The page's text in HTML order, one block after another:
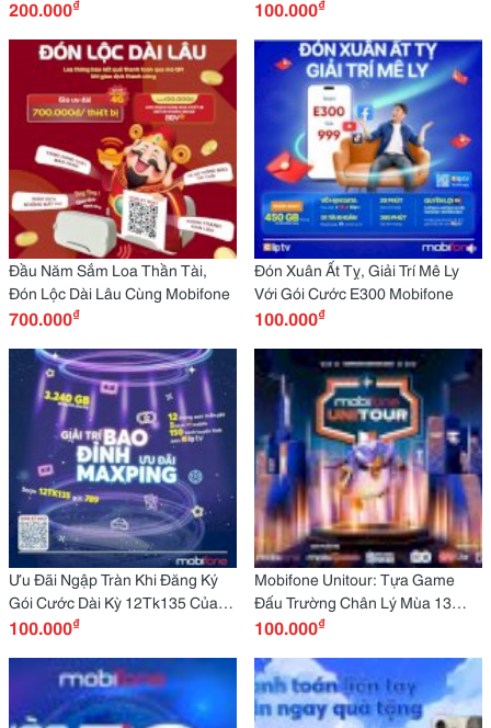
200.000₫ 100.000₫
Đầu Năm Sắm Loa Thần Tài,
Đón Lộc Dài Lâu Cùng Mobifone
700.000₫
Đón Xuân Ất Tỵ, Giải Trí Mê Ly
Với Gói Cước E300 Mobifone
100.000₫
Ưu Đãi Ngập Tràn Khi Đăng Ký
Gói Cước Dài Kỳ 12Tk135 Của
Mobifone
100.000₫
Mobifone Unitour: Tựa Game
Đấu Trường Chân Lý Mùa 13
Chính Thức Mở Màn
100.000₫